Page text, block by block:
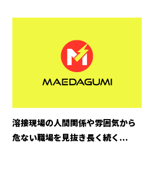
溶接現場の人間関係や雰囲気から
危ない職場を見抜き長く続く...